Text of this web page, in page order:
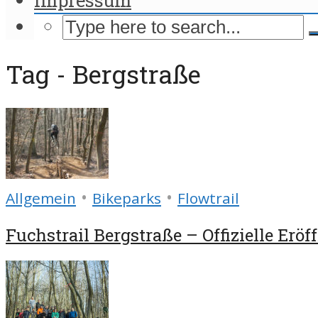
Tag - Bergstraße
Allgemein • Bikeparks • Flowtrail
Fuchstrail Bergstraße – Offizielle